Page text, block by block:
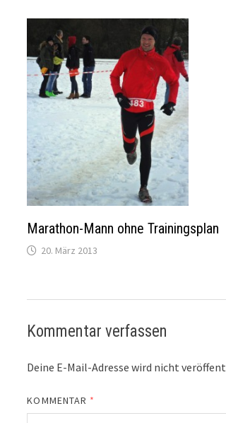
Marathon-Mann ohne Trainingsplan
20. März 2013
Kommentar verfassen
Deine E-Mail-Adresse wird nicht
KOMMENTAR *